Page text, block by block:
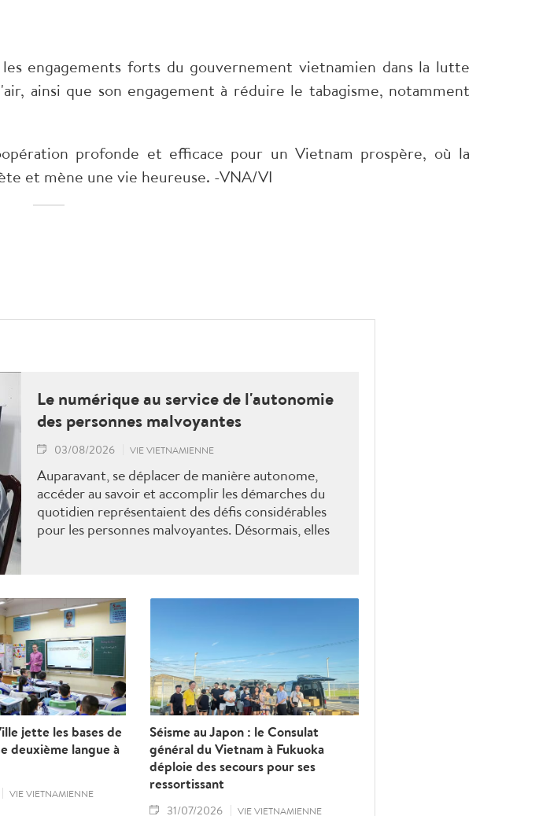
engagements forts du gouvernement vietnamien dans la lutte
ainsi que son engagement à réduire le tabagisme, notamment
profonde et efficace pour un Vietnam prospère, où la
et mène une vie heureuse. -VNA/VI
Le numérique au service de l'autonomie
des personnes malvoyantes
03/08/2026 VIE VIETNAMIENNE
Auparavant, se déplacer de manière autonome,
accéder au savoir et accomplir les démarches du
quotidien représentaient des défis considérables
pour les personnes malvoyantes. Désormais, elles
programmer des logiciels ou composer de la
musique sur leur ordinateur. Ces avancées
remarquables témoignent du pouvoir du
numérique qui, non seulement les aide à atténuer
les effets de leur handicap et à élargir leurs
perspectives d'intégration, mais contribue
également à valoriser et à affirmer la dignité de
chaque individu.
jette les bases de
deuxième langue à
VIE VIETNAMIENNE
Séisme au Japon : le Consulat
général du Vietnam à Fukuoka
déploie des secours pour ses
ressortissant
31/07/2026 VIE VIETNAMIENNE